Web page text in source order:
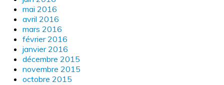
mai 2016
avril 2016
mars 2016
février 2016
janvier 2016
décembre 2015
novembre 2015
octobre 2015